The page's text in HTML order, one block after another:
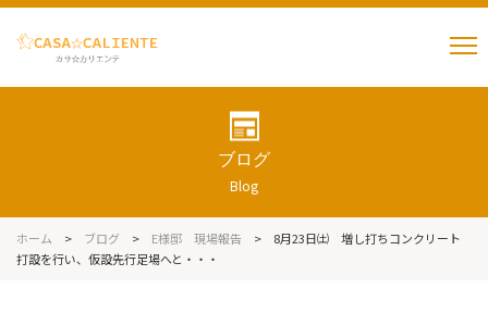
ブログ
Blog
ホーム > ブログ > E様邸 現場報告 > 8月23日㈯ 増し打ちコンクリート
打設を行い、仮設先行足場へと・・・